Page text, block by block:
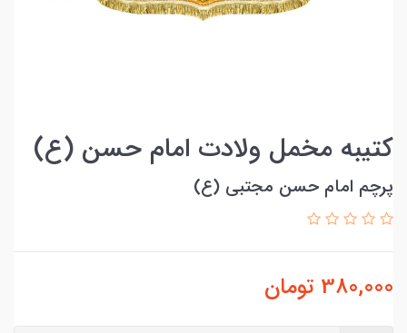
کتیبه مخمل ولادت امام حسن (ع)
پرچم امام حسن مجتبی (ع)
380,000 تومان